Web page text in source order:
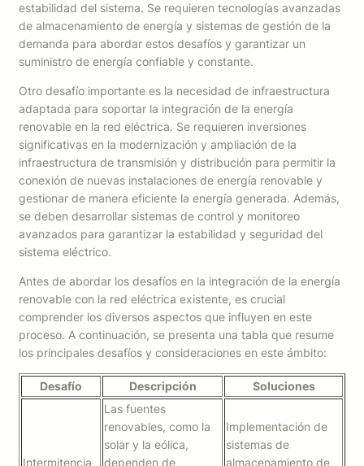
estabilidad del sistema. Se requieren tecnologías avanzadas
de almacenamiento de energía y sistemas de gestión de la
demanda para abordar estos desafíos y garantizar un
suministro de energía confiable y constante.
Otro desafío importante es la necesidad de infraestructura
adaptada para soportar la integración de la energía
renovable en la red eléctrica. Se requieren inversiones
significativas en la modernización y ampliación de la
infraestructura de transmisión y distribución para permitir la
conexión de nuevas instalaciones de energía renovable y
gestionar de manera eficiente la energía generada. Además,
se deben desarrollar sistemas de control y monitoreo
avanzados para garantizar la estabilidad y seguridad del
sistema eléctrico.
Antes de abordar los desafíos en la integración de la energía
renovable con la red eléctrica existente, es crucial
comprender los diversos aspectos que influyen en este
proceso. A continuación, se presenta una tabla que resume
los principales desafíos y consideraciones en este ámbito:
Desafío Descripción Soluciones
Intermitencia
Las fuentes
renovables, como la
solar y la eólica,
dependen de
Implementación de
sistemas de
almacenamiento de